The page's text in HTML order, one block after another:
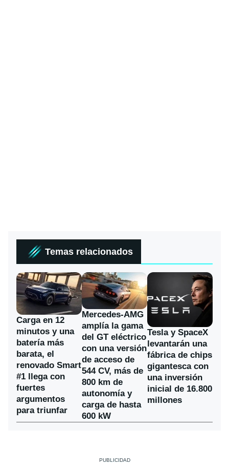
Temas relacionados
Carga en 12
minutos y una
batería más
barata, el
renovado Smart
#1 llega con
fuertes
argumentos
para triunfar
Mercedes-AMG
amplía la gama
del GT eléctrico
con una versión
de acceso de
544 CV, más de
800 km de
autonomía y
carga de hasta
600 kW
Tesla y SpaceX
levantarán una
fábrica de chips
gigantesca con
una inversión
inicial de 16.800
millones